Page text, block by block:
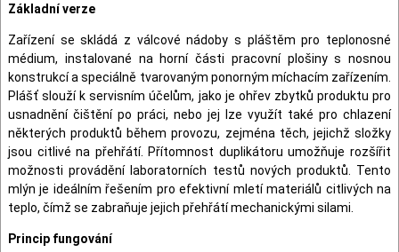
Základní verze
Zařízení se skládá z válcové nádoby s pláštěm pro teplonosné
médium, instalované na horní části pracovní plošiny s nosnou
konstrukcí a speciálně tvarovaným ponorným míchacím zařízením.
Plášť slouží k servisním účelům, jako je ohřev zbytků produktu pro
usnadnění čištění po práci, nebo jej lze využít také pro chlazení
některých produktů během provozu, zejména těch, jejichž složky
jsou citlivé na přehřátí. Přítomnost duplikátoru umožňuje rozšířit
možnosti provádění laboratorních testů nových produktů. Tento
mlýn je ideálním řešením pro efektivní mletí materiálů citlivých na
teplo, čímž se zabraňuje jejich přehřátí mechanickými silami.
Princip fungování